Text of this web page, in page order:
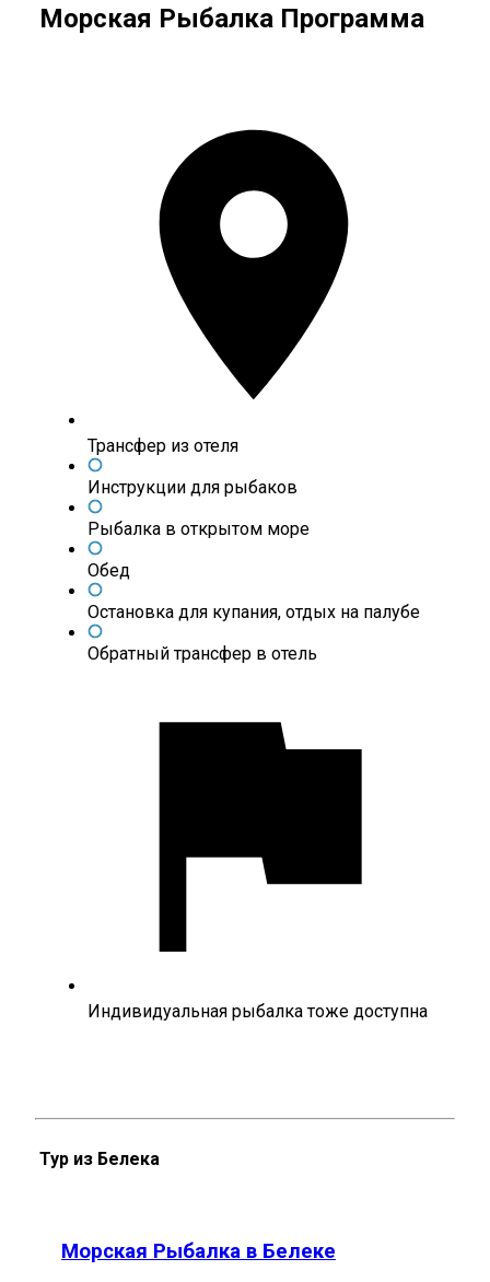
Морская Рыбалка Программа
Трансфер из отеля
Инструкции для рыбаков
Рыбалка в открытом море
Обед
Остановка для купания, отдых на палубе
Обратный трансфер в отель
Индивидуальная рыбалка тоже доступна
Тур из Белека
Морская Рыбалка в Белеке